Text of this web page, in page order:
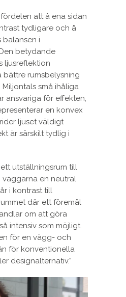
fördelen att å ena sidan
tydligare och å
balansen i
betydande
ljusreflektion
bättre rumsbelysning
små ihåliga
ansvariga för effekten,
en konvex
ljuset väldigt
är särskilt tydlig i
utställningsrum till
väggarna en neutral
i kontrast till
där ett föremål
om att göra
intensiv som möjligt.
för en vägg- och
för konventionella
designalternativ.”